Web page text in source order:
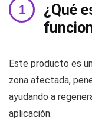
¿Qué
Este producto es
zona afectada,
ayudando a
aplicación.